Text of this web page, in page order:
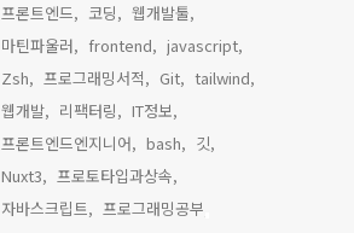
프론트엔드, 코딩, 웹개발툴,
마틴파울러, frontend, javascript,
Zsh, 프로그래밍서적, Git, tailwind,
웹개발, 리팩터링, IT정보,
프론트엔드엔지니어, bash, 깃,
Nuxt3, 프로토타입과상속,
자바스크립트, 프로그래밍공부,